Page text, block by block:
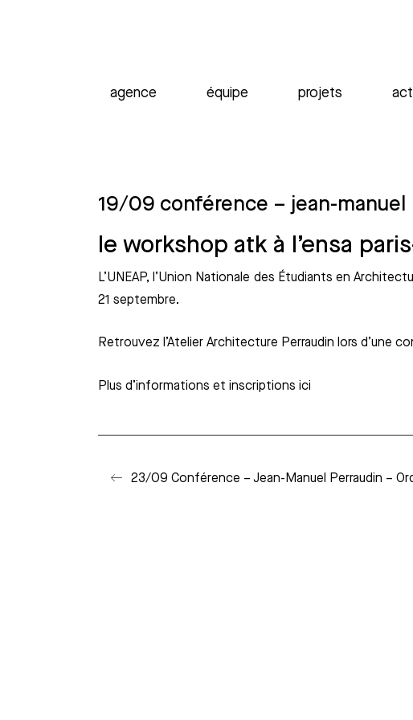
agence équipe projets
19/09 conférence – jean-manuel
le workshop atk à l’ensa
L’UNEAP, l’Union Nationale des Étudiants en
21 septembre.
Retrouvez l’Atelier Architecture Perraudin lors d’une
Plus d’informations et inscriptions ici